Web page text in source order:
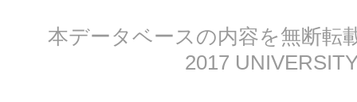
本データベースの内容を無断
2017